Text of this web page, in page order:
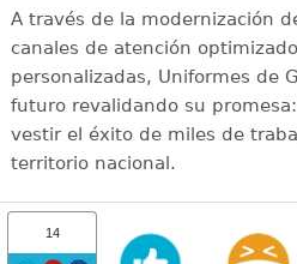
A través de la modernización
canales de atención
personalizadas, Uniformes de
futuro revalidando su
vestir el éxito de miles de
territorio nacional.
14